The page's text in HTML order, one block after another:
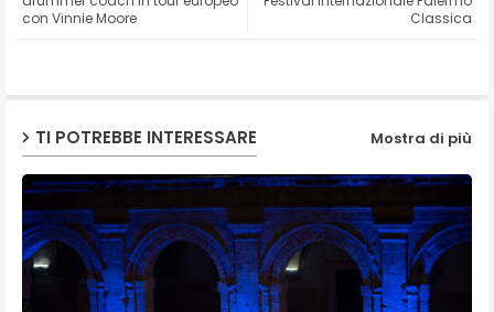
Classica
con Vinnie Moore
TI POTREBBE INTERESSARE Mostra di più